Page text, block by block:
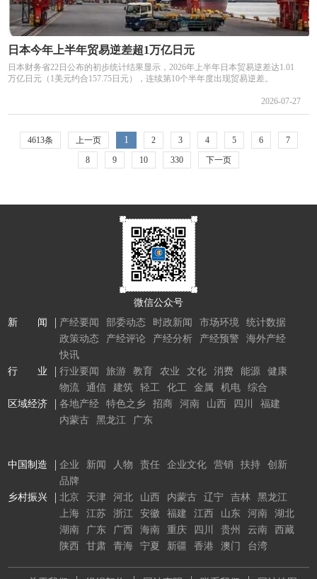
日本今年上半年贸易逆差超1万亿日元
日本财务省22日公布的初步统计结果显示，2026年上半年日本贸易逆差达1.01
万亿日元（1美元约合157.75日元），连续第10个半年度出现贸易逆差。
2026-07-27
4613条 上一页 1 2 3 4 5 6
7
8
9 10 330 下一页
微信公众号
新 闻
产经要闻 部委动态 时政新闻 市场环境
统计数据
政策动态
产经评论 产经分析 产经预警
海外产经
快讯
行 业
行业要闻 旅游 教育 农业 文化 消费 能源
健康
物流
通信 建筑 轻工 化工 金属 机电
综合
区域经济
各地产经 特色之乡 招商 河南 山西 四川
福建
内蒙古
黑龙江 广东
中国制造 企业 新闻 人物 责任 企业文化 营销 扶持
创新
品牌
乡村振兴
北京 天津 河北 山西 内蒙古 辽宁 吉林
黑龙江
上海
江苏 浙江 安徽 福建 江西 山东 河南
湖北
湖南
广东 广西 海南 重庆 四川 贵州 云南
西藏
陕西
甘肃 青海 宁夏 新疆 香港 澳门 台湾